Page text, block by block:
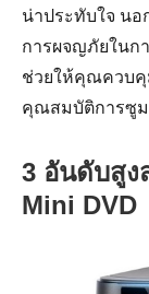
น่าประทับใจ นอ
การผจญภัยในกา
ช่วยให้คุณควบคุ
คุณสมบัติการซูม
3 อันดับสูง
Mini DVD